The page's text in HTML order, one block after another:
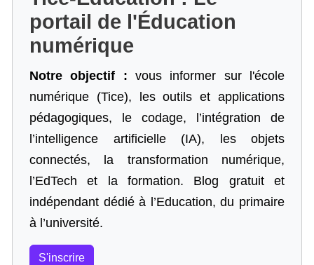
portail de l'Éducation
numérique
Notre objectif : vous informer sur l'école
numérique (Tice), les outils et applications
pédagogiques, le codage,
l’intégration de
l’intelligence artificielle (IA), les objets
connectés, la transformation numérique,
l’EdTech et la formation. Blog gratuit et
indépendant dédié à l’Education, du primaire
à l’université.
S'inscrire